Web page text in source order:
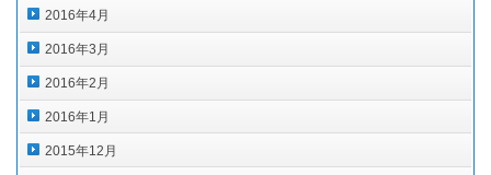
2016年4月
2016年3月
2016年2月
2016年1月
2015年12月